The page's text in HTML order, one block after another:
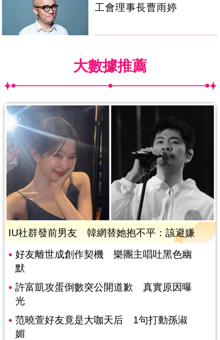
工會理事長曹雨婷
大數據推薦
IU社群發前男友 韓網替她抱不平：該避嫌
好友離世成創作契機 樂團主唱吐黑色幽
默
許富凱攻蛋倒數突公開道歉 真實原因曝
光
范曉萱好友竟是大咖天后 1句打動孫淑
媚